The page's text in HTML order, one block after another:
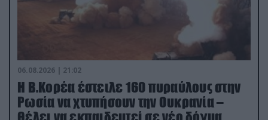
06.08.2026 | 21:02
Η Β.Κορέα έστειλε 160 πυραύλους στην
Ρωσία να χτυπήσουν την Ουκρανία –